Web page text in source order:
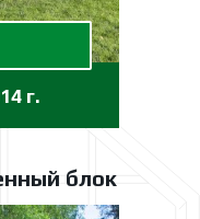
блок
г.